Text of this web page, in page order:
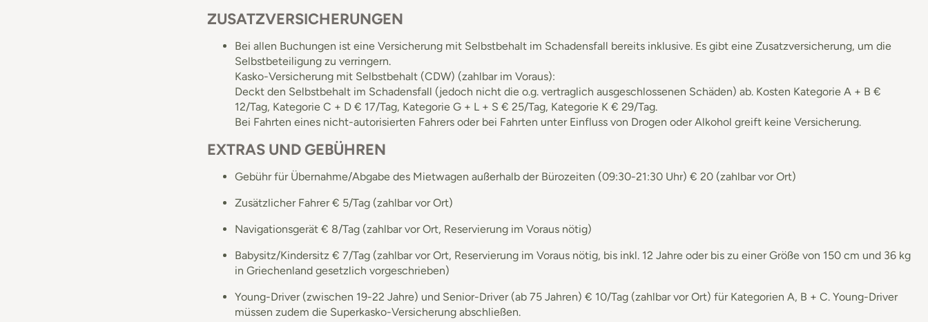
ZUSATZVERSICHERUNGEN
Bei allen Buchungen ist eine Versicherung mit Selbstbehalt im Schadensfall bereits inklusive. Es gibt eine Zusatzversicherung, um die
Selbstbeteiligung zu verringern.
Kasko-Versicherung mit Selbstbehalt (CDW) (zahlbar im Voraus):
Deckt den Selbstbehalt im Schadensfall (jedoch nicht die o.g. vertraglich ausgeschlossenen Schäden) ab. Kosten Kategorie A + B €
12/Tag, Kategorie C + D € 17/Tag, Kategorie G + L + S € 25/Tag, Kategorie K € 29/Tag.
Bei Fahrten eines nicht-autorisierten Fahrers oder bei Fahrten unter Einfluss von Drogen oder Alkohol greift keine Versicherung.
EXTRAS UND GEBÜHREN
Gebühr für Übernahme/Abgabe des Mietwagen außerhalb der Bürozeiten (09:30-21:30 Uhr) € 20 (zahlbar vor Ort)
Zusätzlicher Fahrer € 5/Tag (zahlbar vor Ort)
Navigationsgerät € 8/Tag (zahlbar vor Ort, Reservierung im Voraus nötig)
Babysitz/Kindersitz € 7/Tag (zahlbar vor Ort, Reservierung im Voraus nötig, bis inkl. 12 Jahre oder bis zu einer Größe von 150 cm und 36 kg
in Griechenland gesetzlich vorgeschrieben)
Young-Driver (zwischen 19-22 Jahre) und Senior-Driver (ab 75 Jahren) € 10/Tag (zahlbar vor Ort) für Kategorien A, B + C. Young-Driver
müssen zudem die Superkasko-Versicherung abschließen.